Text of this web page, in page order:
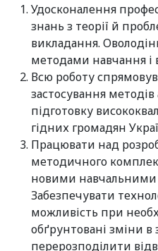
Удосконалення
знань з теорії й
викладання.
методами навчання і
Всю роботу
застосування
підготовку
гідних громадян
Працювати над
методичного
новими
Забезпечувати
можливість при
обґрунтовані зміни в
перерозподілити